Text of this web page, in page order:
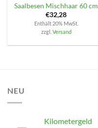
Saalbesen Mischhaar 60 cm
€32,28
Enthält 20% MwSt.
zzgl. Versand
NEU
Kilometergeld